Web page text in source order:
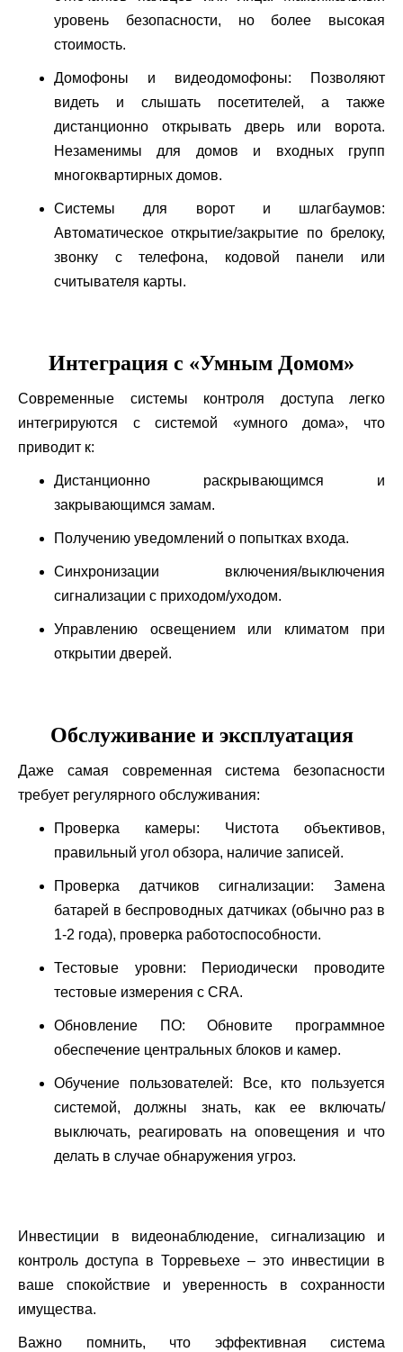
уровень безопасности, но более высокая
стоимость.
Домофоны и видеодомофоны: Позволяют
видеть и слышать посетителей, а также
дистанционно открывать дверь или ворота.
Незаменимы для домов и входных групп
многоквартирных домов.
Системы для ворот и шлагбаумов:
Автоматическое открытие/закрытие по брелоку,
звонку с телефона, кодовой панели или
считывателя карты.
Интеграция с «Умным Домом»
Современные системы контроля доступа легко
интегрируются с системой «умного дома», что
приводит к:
Дистанционно раскрывающимся и
закрывающимся замам.
Получению уведомлений о попытках входа.
Синхронизации включения/выключения
сигнализации с приходом/уходом.
Управлению освещением или климатом при
открытии дверей.
Обслуживание и эксплуатация
Даже самая современная система безопасности
требует регулярного обслуживания:
Проверка камеры: Чистота объективов,
правильный угол обзора, наличие записей.
Проверка датчиков сигнализации: Замена
батарей в беспроводных датчиках (обычно раз в
1-2 года), проверка работоспособности.
Тестовые уровни: Периодически проводите
тестовые измерения с CRA.
Обновление ПО: Обновите программное
обеспечение центральных блоков и камер.
Обучение пользователей: Все, кто пользуется
системой, должны знать, как ее включать/
выключать, реагировать на оповещения и что
делать в случае обнаружения угроз.
Инвестиции в видеонаблюдение, сигнализацию и
контроль доступа в Торревьехе – это инвестиции в
ваше спокойствие и уверенность в сохранности
имущества.
Важно помнить, что эффективная система